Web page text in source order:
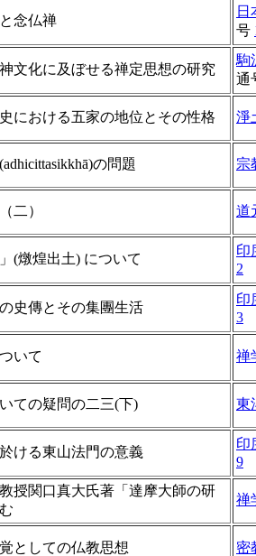
念仏禅
日
号
文化に及ぼせる禅定思想の研究
駒
通
における五家の地位とその性格 淨
の問題 宗
二） 道
」(燉煌出土) について
印
2
史傳とその集團生活
印
3
いて 禅
ての疑問の二三(下) 東
ける東山法門の意義
印
9
授関口真大氏著「達摩大師の研
禅
としての仏教思想 密